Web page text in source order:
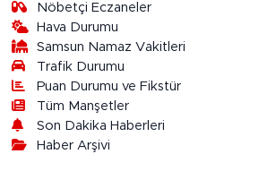
Nöbetçi Eczaneler
Hava Durumu
Samsun Namaz Vakitleri
Trafik Durumu
Puan Durumu ve Fikstür
Tüm Manşetler
Son Dakika Haberleri
Haber Arşivi